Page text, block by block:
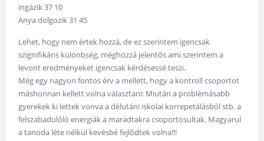
ingázik 37 10
Anya dolgozik 31 45
Lehet, hogy nem értek hozzá, de ez szerintem igencsak
szignifikáns különbség, méghozzá jelentős ami szerintem a
levont eredményeket igencsak kérdésessé teszi.
Még egy nagyon fontos érv a mellett, hogy a kontroll csoportot
máshonnan kellett volna választani: Miután a problémásabb
gyerekek ki lettek vonva a délutáni iskolai korrepetálásból stb. a
felszabadulóló energiák a maradtakra csoportosultak. Magyarul
a tanoda léte nélkül kevésbé fejlődtek volna!!!